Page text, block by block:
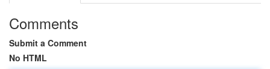
Comments
Submit a Comment
No HTML